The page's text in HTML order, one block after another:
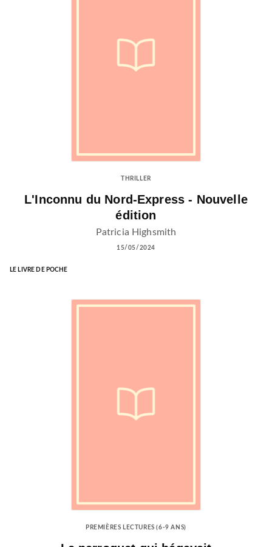
THRILLER
L'Inconnu du Nord-Express - Nouvelle
édition
Patricia Highsmith
15/05/2024
LE LIVRE DE POCHE
PREMIÈRES LECTURES (6-9 ANS)